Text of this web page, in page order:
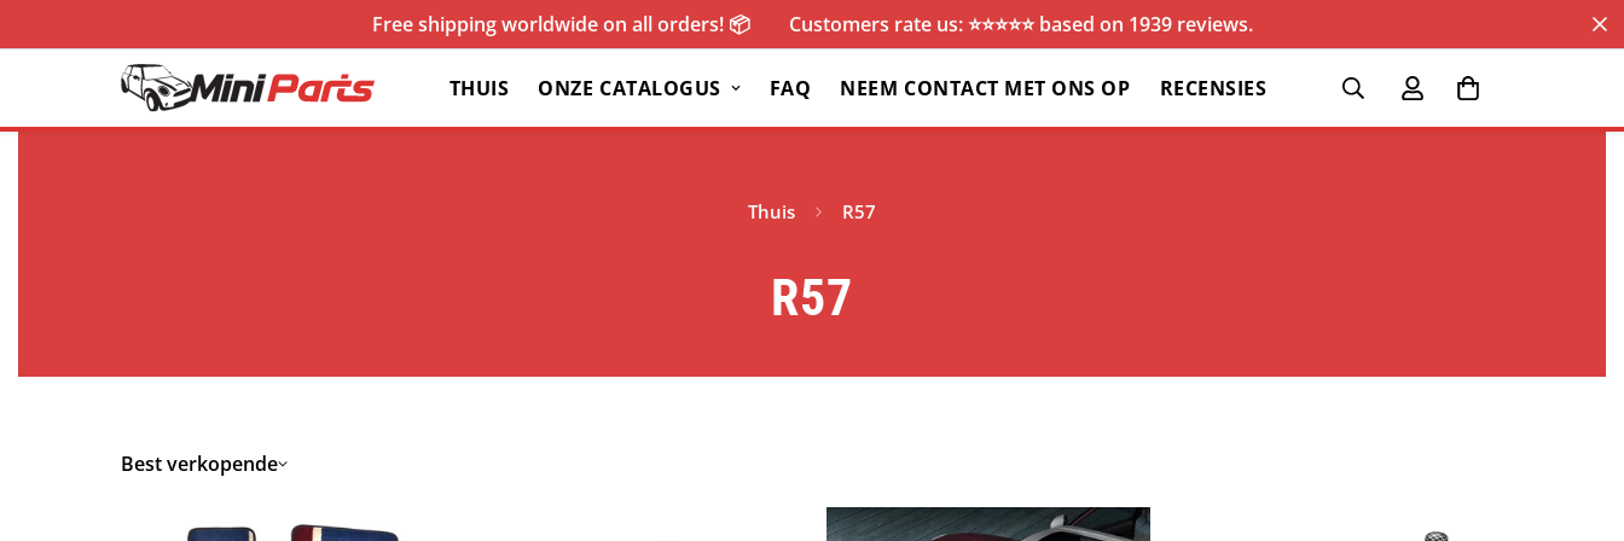
Free shipping worldwide on all orders! 📦 Customers rate us: ⭐️⭐️⭐️⭐️⭐️ based on 1939 reviews.
THUIS ONZE CATALOGUS FAQ NEEM CONTACT MET ONS OP RECENSIES
Thuis R57
R57
Best verkopende